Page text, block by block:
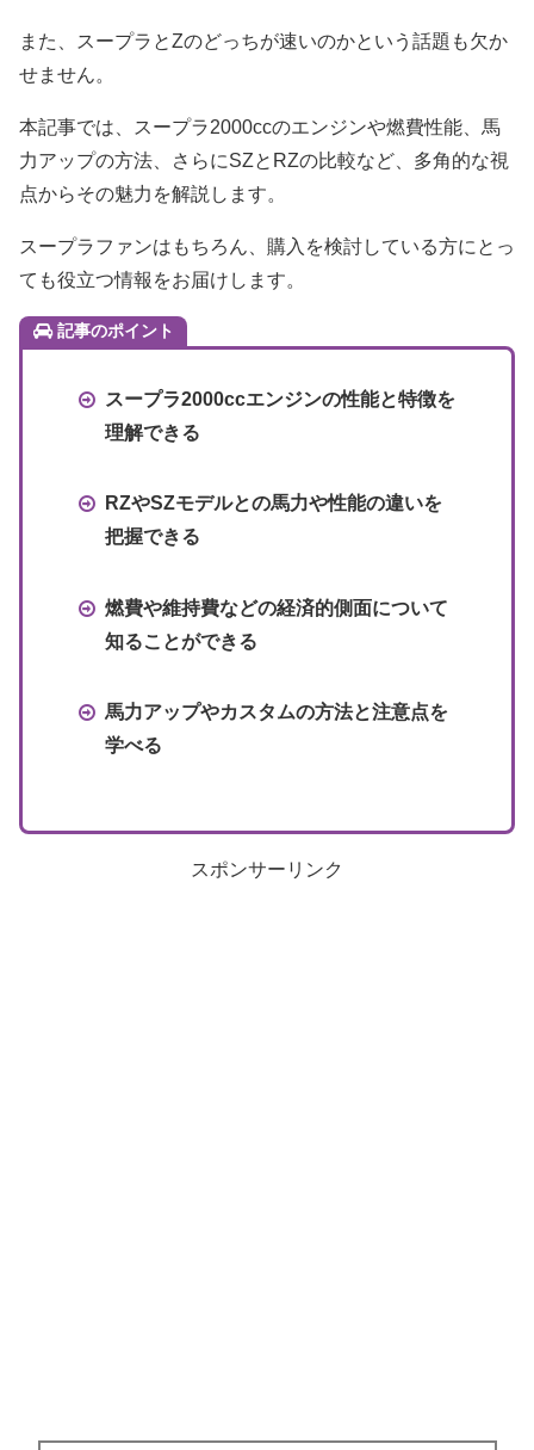
また、スープラとZのどっちが速いのかという話題も欠か
せません。
本記事では、スープラ2000ccのエンジンや燃費性能、馬
力アップの方法、さらにSZとRZの比較など、多角的な視
点からその魅力を解説します。
スープラファンはもちろん、購入を検討している方にとっ
ても役立つ情報をお届けします。
記事のポイント
スープラ2000ccエンジンの性能と特徴を
理解できる
RZやSZモデルとの馬力や性能の違いを
把握できる
燃費や維持費などの経済的側面について
知ることができる
馬力アップやカスタムの方法と注意点を
学べる
スポンサーリンク